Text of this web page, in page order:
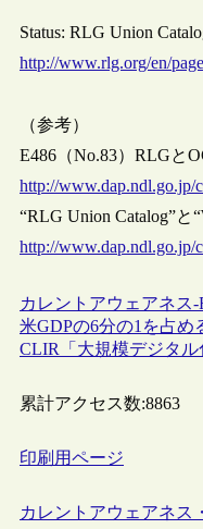
Status: RLG Union
http://www.rlg.org/en/
（参考）
E486（No.83）RLGと
http://www.dap.ndl.go.jp/
“RLG Union Catalog”
http://www.dap.ndl.go.jp/
カレントアウェアネス-
米GDPの6分の1を占
CLIR「大規模デジタ
累計アクセス数:8863
印刷用ページ
カレントアウェアネス